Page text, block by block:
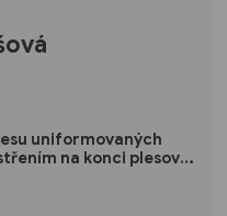
uniformovaných
na konci plesové